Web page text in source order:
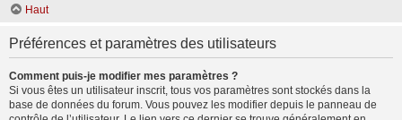
Haut
Préférences et paramètres des utilisateurs
Comment puis-je modifier mes paramètres ?
Si vous êtes un utilisateur inscrit, tous vos paramètres sont stockés dans la
base de données du forum. Vous pouvez les modifier depuis le panneau de